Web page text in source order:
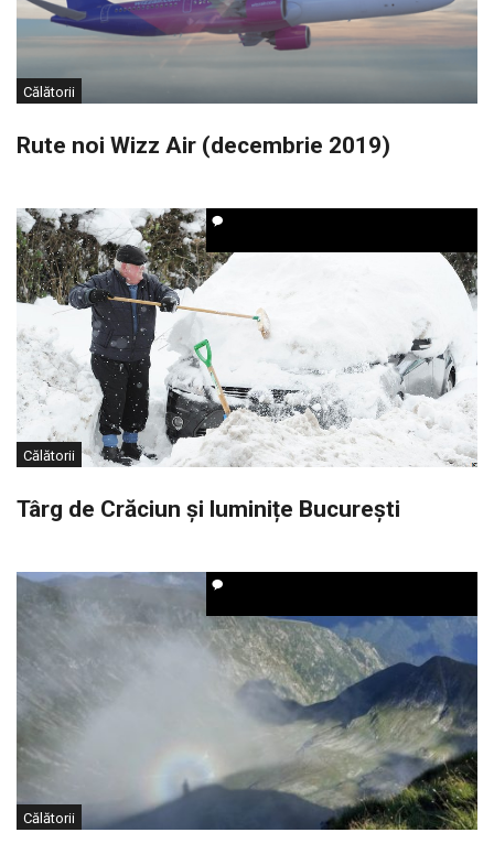
Călătorii
Rute noi Wizz Air (decembrie 2019)
Călătorii
Târg de Crăciun și luminițe București
Călătorii